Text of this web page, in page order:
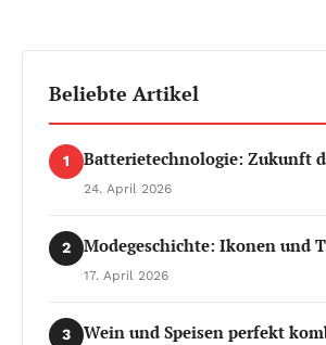
Beliebte Artikel
1 Batterietechnologie: Zukunft
24. April 2026
2 Modegeschichte: Ikonen und
17. April 2026
3 Wein und Speisen perfekt